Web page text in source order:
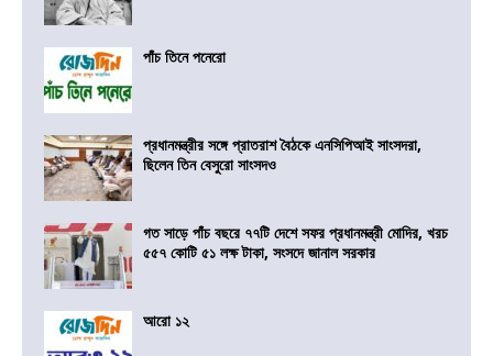
পাঁচ তিনে পনেরো
প্রধানমন্ত্রীর সঙ্গে প্রাতরাশ বৈঠকে এনসিপিআই সাংসদরা,
ছিলেন তিন বেসুরো সাংসদও
গত সাড়ে পাঁচ বছরে ৭৭টি দেশে সফর প্রধানমন্ত্রী মোদির, খরচ
৫৫৭ কোটি ৫১ লক্ষ টাকা, সংসদে জানাল সরকার
আরো ১২